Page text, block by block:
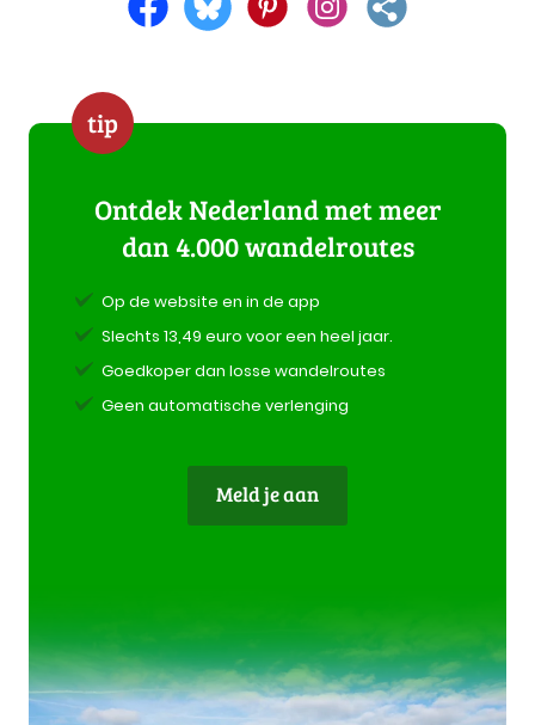
tip
Ontdek Nederland met meer
dan 4.000 wandelroutes
Op de website en in de app
Slechts 13,49 euro voor een heel jaar.
Goedkoper dan losse wandelroutes
Geen automatische verlenging
Meld je aan